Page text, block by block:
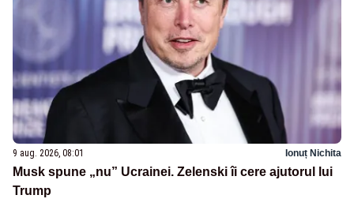
9 aug. 2026, 08:01 Ionuț Nichita
Musk spune „nu” Ucrainei. Zelenski îi cere ajutorul lui
Trump